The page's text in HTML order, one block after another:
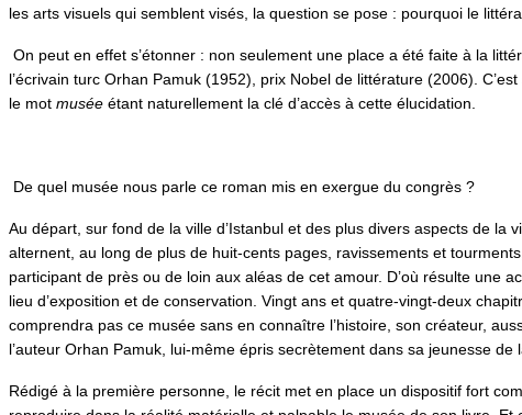
les arts visuels qui semblent visés, la question se pose : pourquoi le
On peut en effet s’étonner : non seulement une place a été faite à la
l’écrivain turc Orhan Pamuk (1952), prix Nobel de littérature (2006).
le mot musée étant naturellement la clé d’accès à cette élucidation.
De quel musée nous parle ce roman mis en exergue du congrès ?
Au départ, sur fond de la ville d’Istanbul et des plus divers aspects de
alternent, au long de plus de huit-cents pages, ravissements et
participant de près ou de loin aux aléas de cet amour. D’où résulte une
lieu d’exposition et de conservation. Vingt ans et quatre-vingt-deux
comprendra pas ce musée sans en connaître l’histoire, son créateur,
l’auteur Orhan Pamuk, lui-même épris secrètement dans sa jeunesse de
Rédigé à la première personne, le récit met en place un dispositif fort